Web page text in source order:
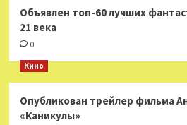
Объявлен топ-60 лучших
21 века
0
Кино
Опубликован трейлер фильма
«Каникулы»